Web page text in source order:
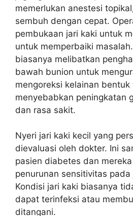
memerlukan anestesi
sembuh dengan cepat.
pembukaan jari kaki untuk
untuk memperbaiki
biasanya melibatkan
bawah bunion untuk
mengoreksi kelainan
menyebabkan peningkatan
dan rasa sakit.
Nyeri jari kaki kecil yang
dievaluasi oleh dokter. Ini
pasien diabetes dan
penurunan sensitivitas
Kondisi jari kaki biasanya
dapat terinfeksi atau
ditangani.